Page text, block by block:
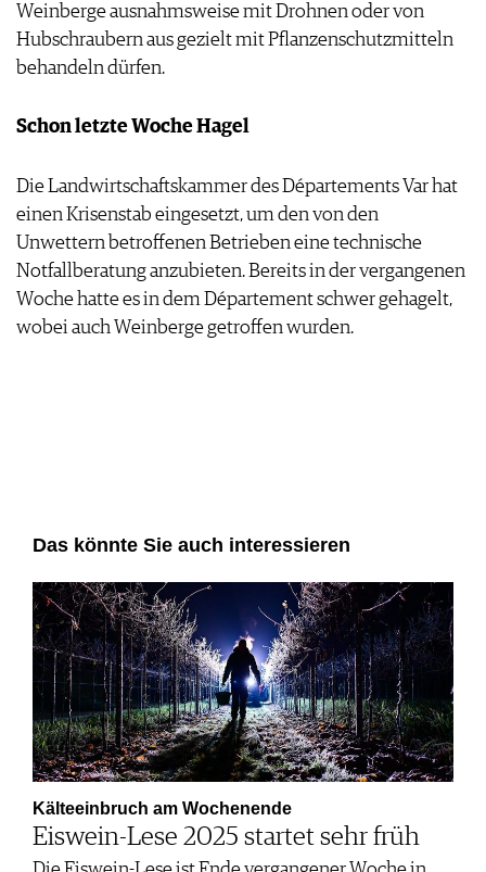
Weinberge ausnahmsweise mit Drohnen oder von
Hubschraubern aus gezielt mit Pflanzenschutzmitteln
behandeln dürfen.
Schon letzte Woche Hagel
Die Landwirtschaftskammer des Départements Var hat
einen Krisenstab eingesetzt, um den von den
Unwettern betroffenen Betrieben eine technische
Notfallberatung anzubieten. Bereits in der vergangenen
Woche hatte es in dem Département schwer gehagelt,
wobei auch Weinberge getroffen wurden.
Das könnte Sie auch interessieren
Kälteeinbruch am Wochenende
Eiswein-Lese 2025 startet sehr früh